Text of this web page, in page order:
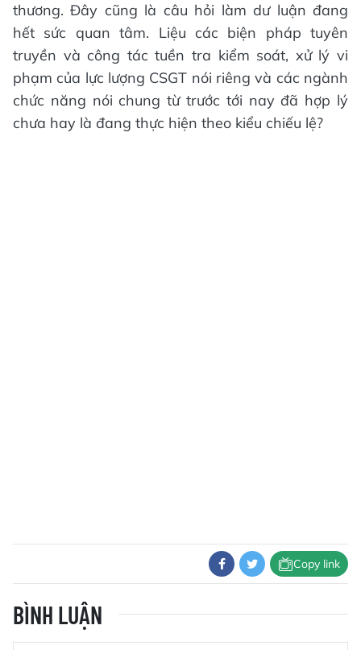
thương. Đây cũng là câu hỏi làm dư luận đang
hết sức quan tâm. Liệu các biện pháp tuyên
truyền và công tác tuền tra kiểm soát, xử lý vi
phạm của lực lượng CSGT nói riêng và các ngành
chức năng nói chung từ trước tới nay đã hợp lý
chưa hay là đang thực hiện theo kiểu chiếu lệ?
Copy link
BÌNH LUẬN